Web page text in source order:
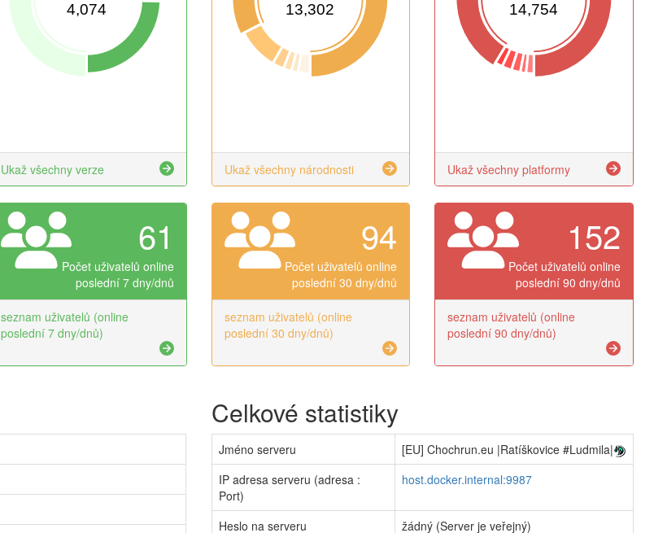
4,074
Ukaž všechny verze
13,302
Ukaž všechny národnosti
14,754
Ukaž všechny platformy
61
Počet uživatelů online
poslední 7 dny/dnů
seznam uživatelů (online
poslední 7 dny/dnů)
94
Počet uživatelů online
poslední 30 dny/dnů
seznam uživatelů (online
poslední 30 dny/dnů)
152
Počet uživatelů online
poslední 90 dny/dnů
seznam uživatelů (online
poslední 90 dny/dnů)
Celkové statistiky
Jméno serveru
[EU] Chochrun.eu |Ratíškovice #Ludmila|
IP adresa serveru (adresa :
Port)
host.docker.internal:9987
Heslo na serveru žádný (Server je veřejný)